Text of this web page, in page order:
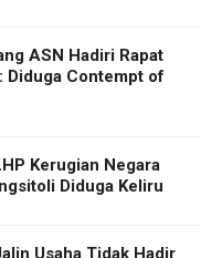
ASN Hadiri Rapat
Diduga Contempt of
Kerugian Negara
Diduga Keliru